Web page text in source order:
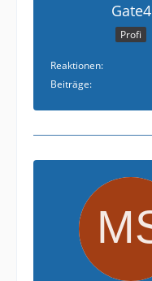
Gate4
Profi
Reaktionen
Beiträge